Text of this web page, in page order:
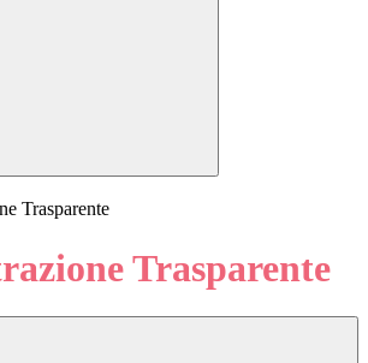
Trasparente
Trasparente